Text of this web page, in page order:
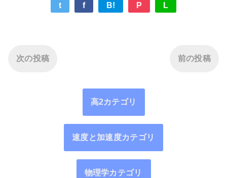
t f B! P L
次の投稿 前の投稿
高2カテゴリ
速度と加速度カテゴリ
物理学カテゴリ